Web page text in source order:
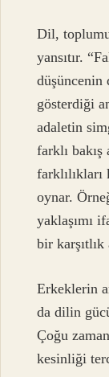
Dil,
yansıtır.
düşüncenin
gösterdiği
adaletin
farklı bakış
oynar.
yaklaşımı
bir karşıtlık
Erkeklerin
da dilin
Çoğu
kesinliği